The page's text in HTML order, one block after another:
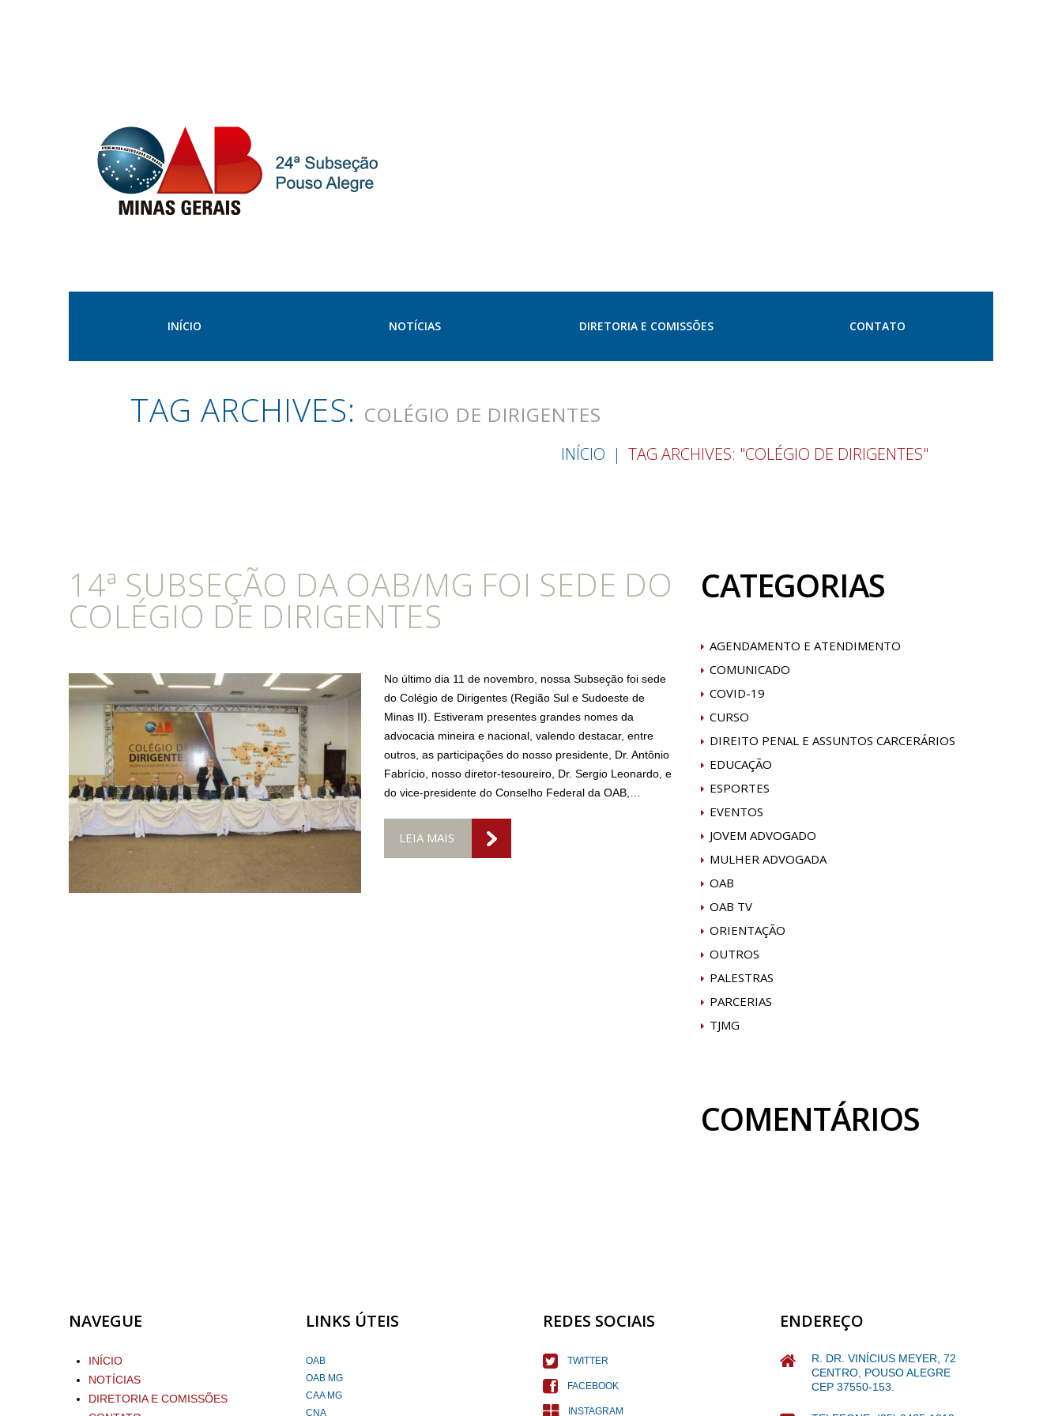
INÍCIO NOTÍCIAS DIRETORIA E COMISSÕES CONTATO
TAG ARCHIVES: COLÉGIO DE DIRIGENTES
INÍCIO TAG ARCHIVES: "COLÉGIO DE DIRIGENTES"
14ª SUBSEÇÃO DA OAB/MG FOI SEDE DO
COLÉGIO DE DIRIGENTES
No último dia 11 de novembro, nossa Subseção foi sede
do Colégio de Dirigentes (Região Sul e Sudoeste de
Minas II). Estiveram presentes grandes nomes da
advocacia mineira e nacional, valendo destacar, entre
outros, as participações do nosso presidente, Dr. Antônio
Fabrício, nosso diretor-tesoureiro, Dr. Sergio Leonardo, e
do vice-presidente do Conselho Federal da OAB,…
LEIA MAIS
CATEGORIAS
AGENDAMENTO E ATENDIMENTO
COMUNICADO
COVID-19
CURSO
DIREITO PENAL E ASSUNTOS CARCERÁRIOS
EDUCAÇÃO
ESPORTES
EVENTOS
JOVEM ADVOGADO
MULHER ADVOGADA
OAB
OAB TV
ORIENTAÇÃO
OUTROS
PALESTRAS
PARCERIAS
TJMG
COMENTÁRIOS
NAVEGUE
INÍCIO
NOTÍCIAS
DIRETORIA E COMISSÕES
LINKS ÚTEIS
OAB
OAB MG
CAA MG
CNA
REDES SOCIAIS
TWITTER
FACEBOOK
INSTAGRAM
ENDEREÇO
R. DR. VINÍCIUS MEYER, 72
CENTRO, POUSO ALEGRE
CEP 37550-153.